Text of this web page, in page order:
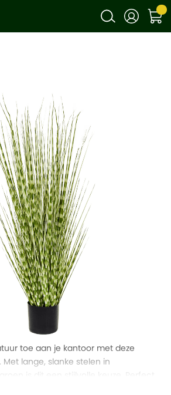
toe aan je kantoor met deze
lange, slanke stelen in
frisse uitstraling willen zonder de zorg